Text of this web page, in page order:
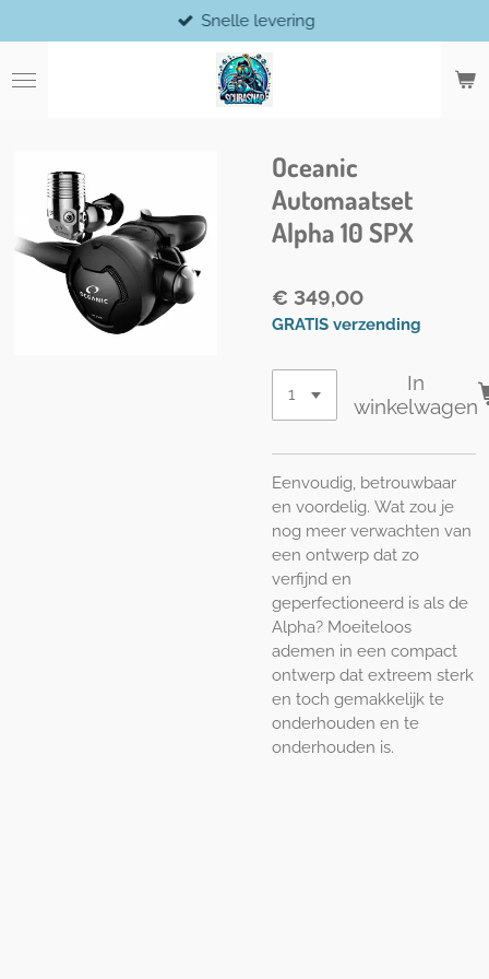
direct
naar
de
Snelle levering
Oceanic
Automaatset
Alpha 10 SPX
€ 349,00
GRATIS verzending
In
winkelwagen
Eenvoudig, betrouwbaar
en voordelig. Wat zou je
nog meer verwachten van
een ontwerp dat zo
verfijnd en
geperfectioneerd is als de
Alpha? Moeiteloos
ademen in een compact
ontwerp dat extreem sterk
en toch gemakkelijk te
onderhouden en te
onderhouden is.